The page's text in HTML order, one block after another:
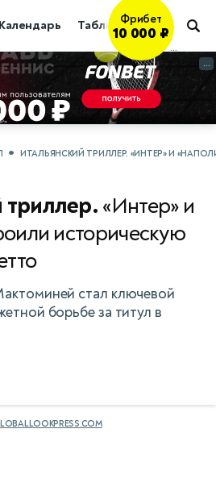
Календарь Таблица Прогнозы
Получить →
...
...
ИТАЛЬЯНСКИЙ ТРИЛЛЕР. «ИНТЕР» И
триллер. «Интер» и
историческую
стал ключевой
борьбе за титул в